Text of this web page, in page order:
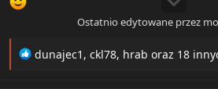
Ostatnio edytowane przez
R
dunajec1 , ckl78, hrab oraz 18